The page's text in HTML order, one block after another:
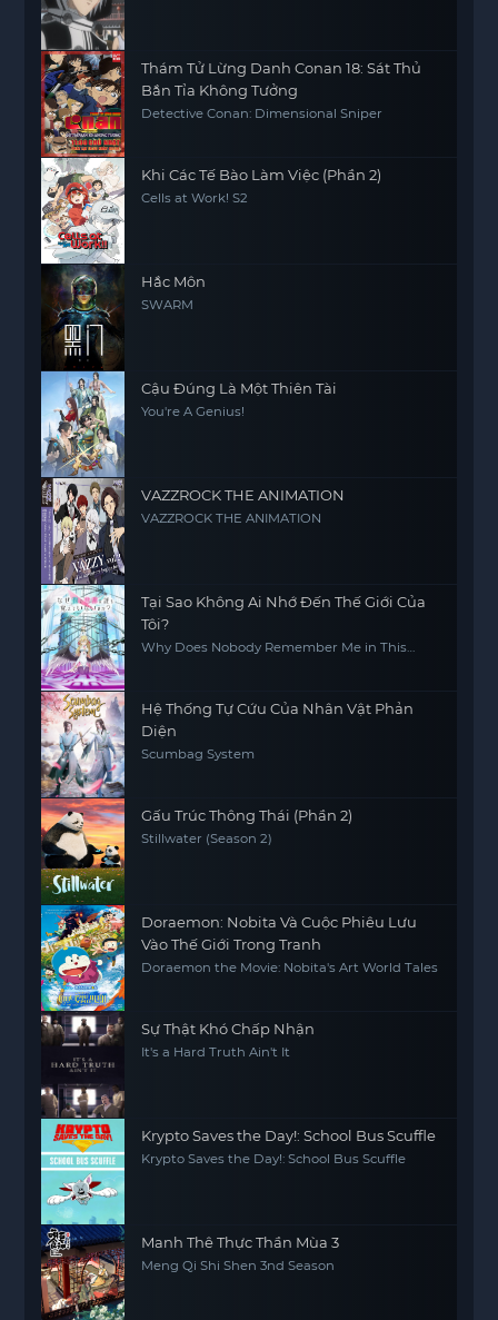
Thám Tử Lừng Danh Conan 18: Sát Thủ
Bắn Tỉa Không Tưởng
Detective Conan: Dimensional Sniper
Khi Các Tế Bào Làm Việc (Phần 2)
Cells at Work! S2
Hắc Môn
SWARM
Cậu Đúng Là Một Thiên Tài
You're A Genius!
VAZZROCK THE ANIMATION
VAZZROCK THE ANIMATION
Tại Sao Không Ai Nhớ Đến Thế Giới Của
Tôi?
Why Does Nobody Remember Me in This
Hệ Thống Tự Cứu Của Nhân Vật Phản
Diện
Scumbag System
Gấu Trúc Thông Thái (Phần 2)
Stillwater (Season 2)
Doraemon: Nobita Và Cuộc Phiêu Lưu
Vào Thế Giới Trong Tranh
Doraemon the Movie: Nobita's Art World Tales
Sự Thật Khó Chấp Nhận
It's a Hard Truth Ain't It
Krypto Saves the Day!: School Bus Scuffle
Krypto Saves the Day!: School Bus Scuffle
Manh Thê Thực Thần Mùa 3
Meng Qi Shi Shen 3nd Season